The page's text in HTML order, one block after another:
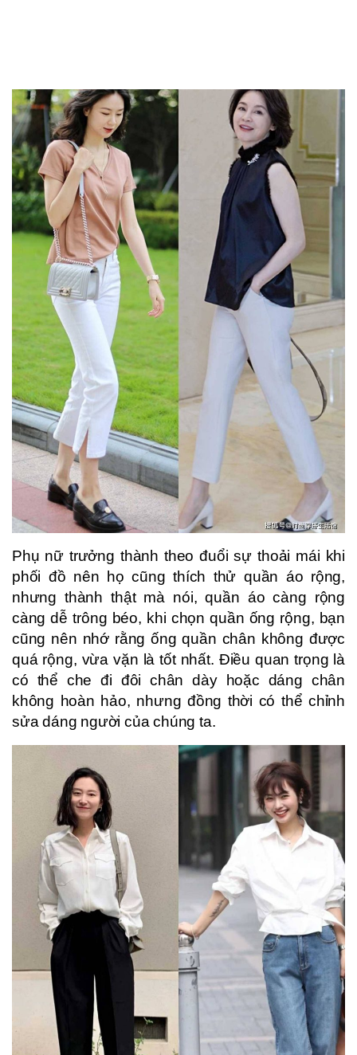
Phụ nữ trưởng thành theo đuổi sự thoải mái khi
phối đồ nên họ cũng thích thử quần áo rộng,
nhưng thành thật mà nói, quần áo càng rộng
càng dễ trông béo, khi chọn quần ống rộng, bạn
cũng nên nhớ rằng ống quần chân không được
quá rộng, vừa vặn là tốt nhất. Điều quan trọng là
có thể che đi đôi chân dày hoặc dáng chân
không hoàn hảo, nhưng đồng thời có thể chỉnh
sửa dáng người của chúng ta.